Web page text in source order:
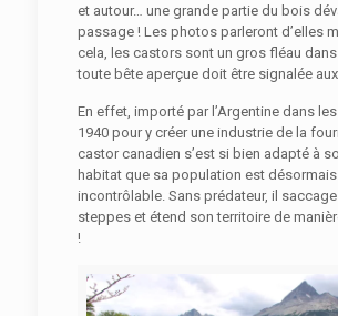
et autour… une grande partie du bois
passage ! Les photos parleront d’elles
cela, les castors sont un gros fléau
toute bête aperçue doit être signalée
En effet, importé par l’Argentine dans
1940 pour y créer une industrie de la
castor canadien s’est si bien adapté à
habitat que sa population est désormais
incontrôlable. Sans prédateur, il
steppes et étend son territoire de
!